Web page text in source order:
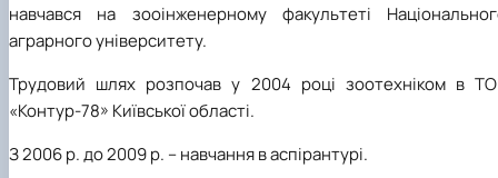
навчався на зооінженерному факультеті
аграрного університету.
Трудовий шлях розпочав у 2004 році зоотехніком в
«Контур-78» Київської області.
З 2006 р. до 2009 р. – навчання в аспірантурі.